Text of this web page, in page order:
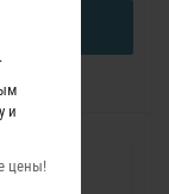
и
цены!
Скачать